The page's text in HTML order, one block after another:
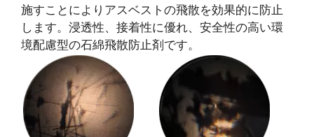
施すことによりアスベストの飛散を効果的に防止
します。浸透性、接着性に優れ、安全性の高い環
境配慮型の石綿飛散防止剤です。